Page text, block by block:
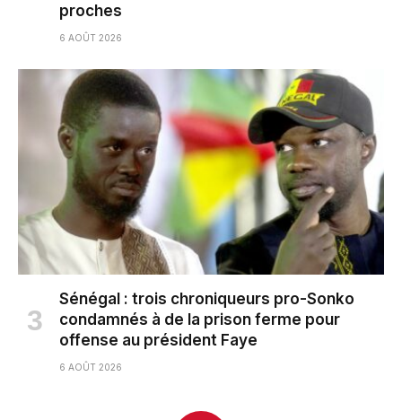
proches
6 AOÛT 2026
Sénégal : trois chroniqueurs pro-Sonko
condamnés à de la prison ferme pour
offense au président Faye
6 AOÛT 2026